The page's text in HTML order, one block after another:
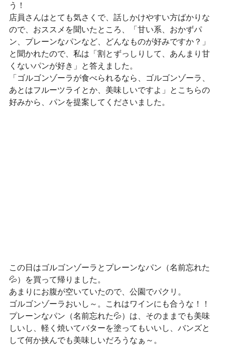
う！
店員さんはとても気さくで、話しかけやすい方ばかりな
ので、おススメを聞いたところ、「甘い系、おかずパ
ン、プレーンなパンなど、どんなものが好みですか？」
と聞かれたので、私は「割とずっしりして、あんまり甘
くないパンが好き」と答えました。
「ゴルゴンゾーラが食べられるなら、ゴルゴンゾーラ、
あとはフルーツライとか、美味しいですよ」とこちらの
好みから、パンを提案してくださいました。
この日はゴルゴンゾーラとプレーンなパン（名前忘れた
💦）を買って帰りました。
あまりにお腹が空いていたので、公園でパクリ。
ゴルゴンゾーラおいし～。これはワインにも合うな！！
プレーンなパン（名前忘れた💦）は、そのままでも美味
しいし、軽く焼いてバターを塗ってもいいし、バンズと
して何か挟んでも美味しいだろうなぁ～。